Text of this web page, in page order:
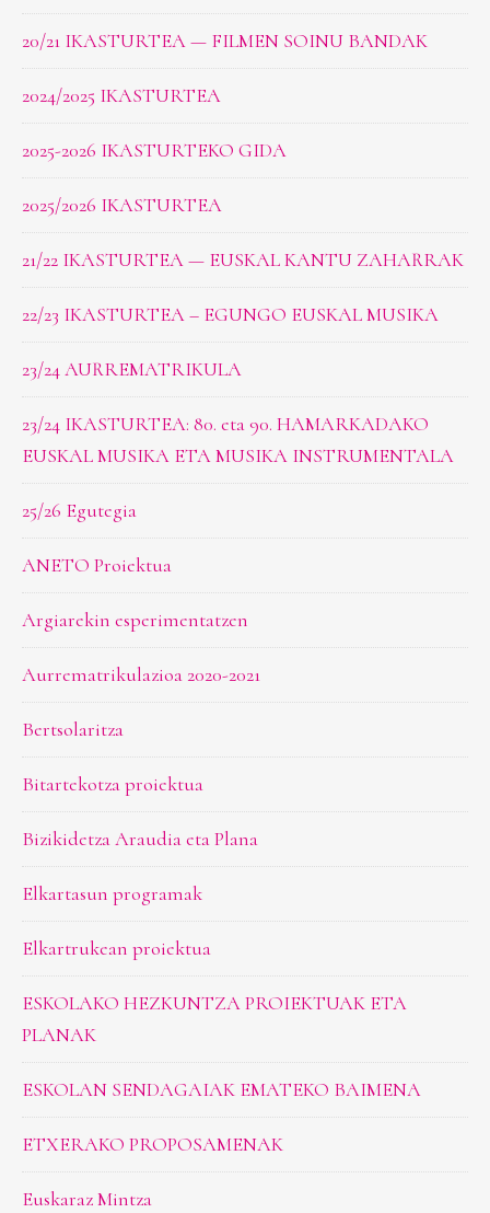
20/21 IKASTURTEA — FILMEN SOINU BANDAK
2024/2025 IKASTURTEA
2025-2026 IKASTURTEKO GIDA
2025/2026 IKASTURTEA
21/22 IKASTURTEA — EUSKAL KANTU ZAHARRAK
22/23 IKASTURTEA – EGUNGO EUSKAL MUSIKA
23/24 AURREMATRIKULA
23/24 IKASTURTEA: 80. eta 90. HAMARKADAKO
EUSKAL MUSIKA ETA MUSIKA INSTRUMENTALA
25/26 Egutegia
ANETO Proiektua
Argiarekin esperimentatzen
Aurrematrikulazioa 2020-2021
Bertsolaritza
Bitartekotza proiektua
Bizikidetza Araudia eta Plana
Elkartasun programak
Elkartrukean proiektua
ESKOLAKO HEZKUNTZA PROIEKTUAK ETA
PLANAK
ESKOLAN SENDAGAIAK EMATEKO BAIMENA
ETXERAKO PROPOSAMENAK
Euskaraz Mintza